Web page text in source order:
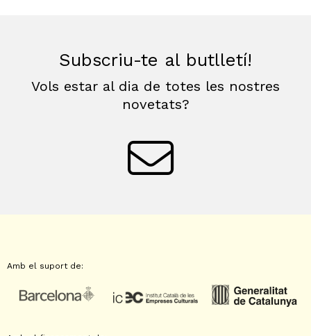
Subscriu-te al butlletí!
Vols estar al dia de totes les nostres
novetats?
Amb el suport de: